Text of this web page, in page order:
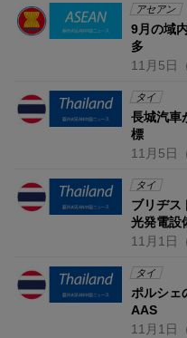
アセアン
9月の域
多
11月5日
タイ
長城汽車
標
11月5日
タイ
ブリヂス
光発電設
11月1日
タイ
ポルシェ
AAS
11月1日